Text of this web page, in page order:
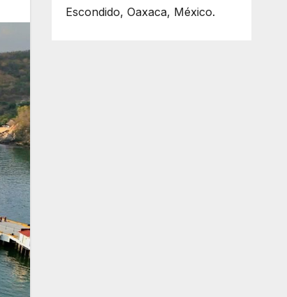
Escondido, Oaxaca, México.